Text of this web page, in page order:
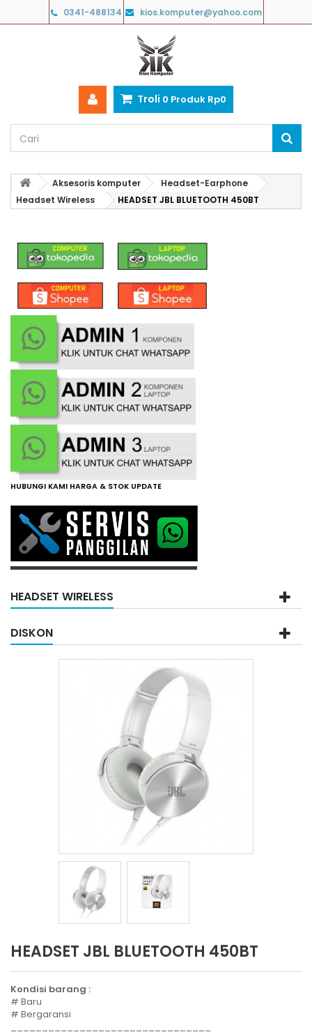
0341-488134 kios.komputer@yahoo.com
Troli 0 Produk Rp‎0
Aksesoris komputer
Headset-Earphone
Headset Wireless
HEADSET JBL BLUETOOTH 450BT
HUBUNGI KAMI HARGA & STOK UPDATE
HEADSET WIRELESS
DISKON
HEADSET JBL BLUETOOTH 450BT
Kondisi barang :
# Baru
# Bergaransi